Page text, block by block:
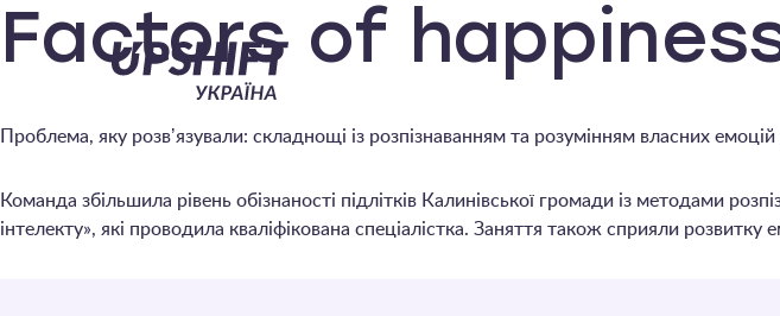
Upshift
–
Україна
Factors of
Проблема, яку розвʼязували: складнощі із розпізнаванням та розумінням власних емоцій
Команда збільшила рівень обізнаності підлітків Калинівської громади із методами
інтелекту», які проводила кваліфікована спеціалістка. Заняття також сприяли розвитку